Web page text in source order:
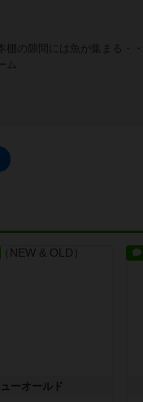
棚の隙間には魚が集まる・
ム
ーオールド